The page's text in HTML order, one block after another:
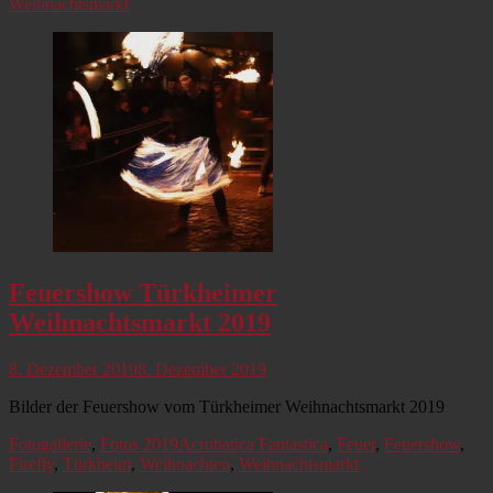
Weihnachtsmarkt
Feuershow Türkheimer
Weihnachtsmarkt 2019
Veröffentlicht
8. Dezember 20198. Dezember 2019
Bilder der Feuershow vom Türkheimer Weihnachtsmarkt 2019
Kategorien
Fotogallerie, Fotos 2019Schlagworte
Acrobatica Fantastica, Feuer, Feuershow,
Firefly, Türkheim, Weihnachten, Weihnachtsmarkt